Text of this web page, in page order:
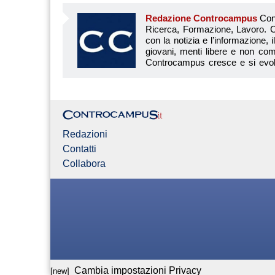
Redazione Controcampus Controcampus è Il magazine più letto dai giovani su: Scuola, Università, Ricerca, Formazione, Lavoro. Controcampus nasce nell’ottobre 2001 con la missione di affiancare con la notizia e l’informazione, il mondo dell’istruzione e dell’università. Il suo cuore pulsante sono i giovani, menti libere e non compromesse da nessun interesse di parte. Il progetto è ambizioso e Controcampus cresce e si evolve arricchendo il proprio staff con nuovi giovani vogliosi di
Redazioni
Contatti
Collabora
[new] Cambia impostazioni Privacy